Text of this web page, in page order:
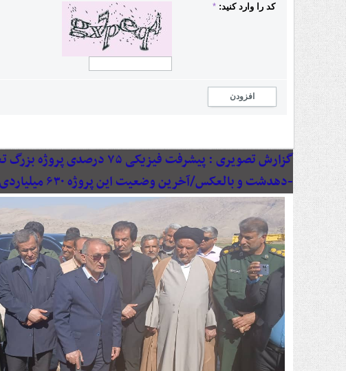
کد را وارد کنید: *
افزودن
گزارش تصویری :
پیشرفت فیزیکی ۷۵ درصدی
-دهدشت و بالعکس/آخرین وضعیت این پروژه ۶۳۰ میلیاردی به روایت تصویر